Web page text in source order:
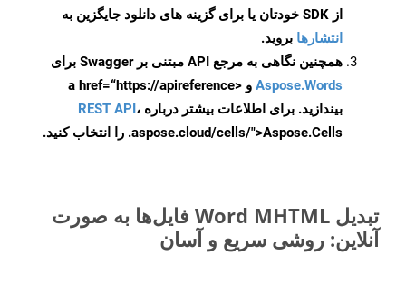
از SDK خودتان یا برای گزینه های دانلود جایگزین به
انتشارها بروید.
همچنین نگاهی به مرجع API مبتنی بر Swagger برای
Aspose.Words
و <a href=“https://apireference
بیندازید. برای اطلاعات بیشتر درباره REST API،
.aspose.cloud/cells/">Aspose.Cells را انتخاب کنید.
تبدیل Word MHTML فایل‌ها به صورت
آنلاین: روشی سریع و آسان